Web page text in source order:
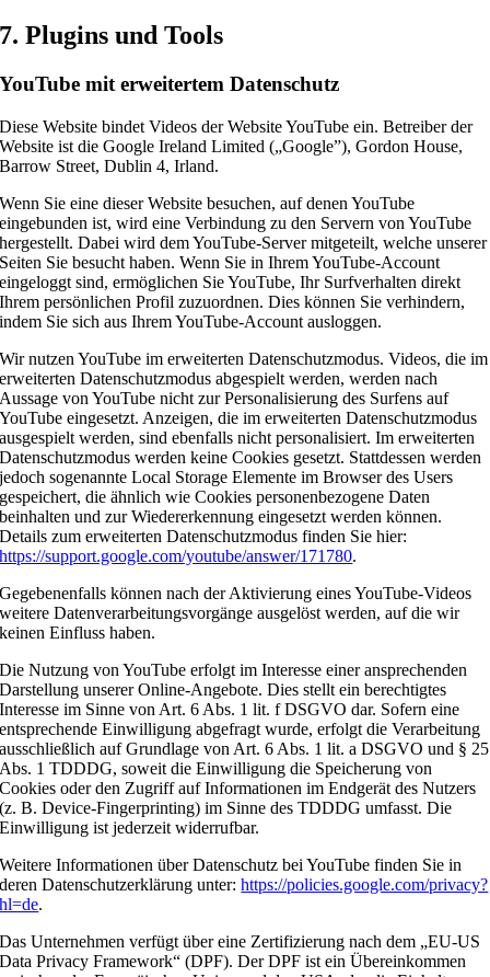
7. Plugins und Tools
YouTube mit erweitertem Datenschutz
Diese Website bindet Videos der Website YouTube ein. Betreiber der
Website ist die Google Ireland Limited („Google”), Gordon House,
Barrow Street, Dublin 4, Irland.
Wenn Sie eine dieser Website besuchen, auf denen YouTube
eingebunden ist, wird eine Verbindung zu den Servern von YouTube
hergestellt. Dabei wird dem YouTube-Server mitgeteilt, welche unserer
Seiten Sie besucht haben. Wenn Sie in Ihrem YouTube-Account
eingeloggt sind, ermöglichen Sie YouTube, Ihr Surfverhalten direkt
Ihrem persönlichen Profil zuzuordnen. Dies können Sie verhindern,
indem Sie sich aus Ihrem YouTube-Account ausloggen.
Wir nutzen YouTube im erweiterten Datenschutzmodus. Videos, die im
erweiterten Datenschutzmodus abgespielt werden, werden nach
Aussage von YouTube nicht zur Personalisierung des Surfens auf
YouTube eingesetzt. Anzeigen, die im erweiterten Datenschutzmodus
ausgespielt werden, sind ebenfalls nicht personalisiert. Im erweiterten
Datenschutzmodus werden keine Cookies gesetzt. Stattdessen werden
jedoch sogenannte Local Storage Elemente im Browser des Users
gespeichert, die ähnlich wie Cookies personenbezogene Daten
beinhalten und zur Wiedererkennung eingesetzt werden können.
Details zum erweiterten Datenschutzmodus finden Sie hier:
https://support.google.com/youtube/answer/171780.
Gegebenenfalls können nach der Aktivierung eines YouTube-Videos
weitere Datenverarbeitungsvorgänge ausgelöst werden, auf die wir
keinen Einfluss haben.
Die Nutzung von YouTube erfolgt im Interesse einer ansprechenden
Darstellung unserer Online-Angebote. Dies stellt ein berechtigtes
Interesse im Sinne von Art. 6 Abs. 1 lit. f DSGVO dar. Sofern eine
entsprechende Einwilligung abgefragt wurde, erfolgt die Verarbeitung
ausschließlich auf Grundlage von Art. 6 Abs. 1 lit. a DSGVO und § 25
Abs. 1 TDDDG, soweit die Einwilligung die Speicherung von
Cookies oder den Zugriff auf Informationen im Endgerät des Nutzers
(z. B. Device-Fingerprinting) im Sinne des TDDDG umfasst. Die
Einwilligung ist jederzeit widerrufbar.
Weitere Informationen über Datenschutz bei YouTube finden Sie in
deren Datenschutzerklärung unter:https://policies.google.com/privacy?
hl=de.
Das Unternehmen verfügt über eine Zertifizierung nach dem „EU-US
Data Privacy Framework“ (DPF). Der DPF ist ein Übereinkommen